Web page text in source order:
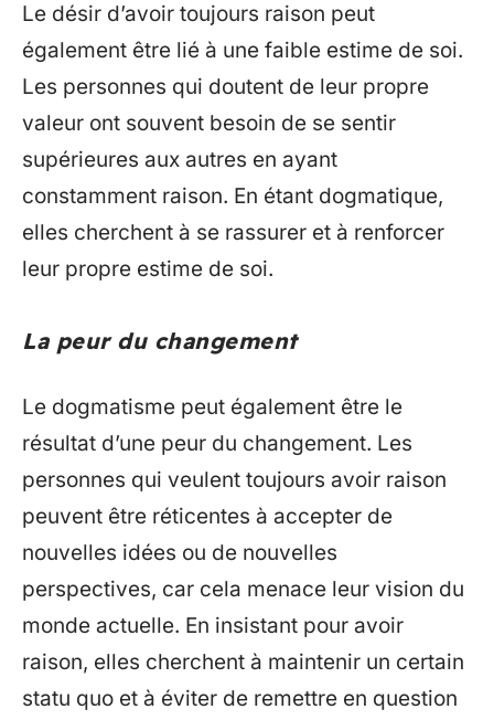
Le désir d’avoir toujours raison peut
également être lié à une faible estime de soi.
Les personnes qui doutent de leur propre
valeur ont souvent besoin de se sentir
supérieures aux autres en ayant
constamment raison. En étant dogmatique,
elles cherchent à se rassurer et à renforcer
leur propre estime de soi.
La peur du changement
Le dogmatisme peut également être le
résultat d’une peur du changement. Les
personnes qui veulent toujours avoir raison
peuvent être réticentes à accepter de
nouvelles idées ou de nouvelles
perspectives, car cela menace leur vision du
monde actuelle. En insistant pour avoir
raison, elles cherchent à maintenir un certain
statu quo et à éviter de remettre en question